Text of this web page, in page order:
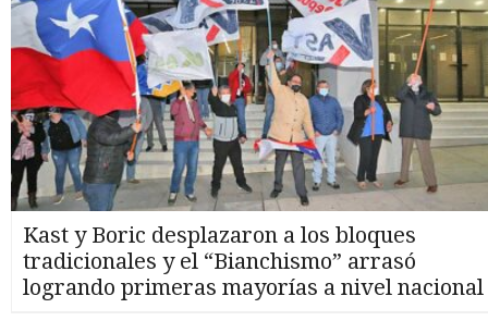
Kast y Boric desplazaron a los bloques
tradicionales y el “Bianchismo” arrasó
logrando primeras mayorías a nivel nacional